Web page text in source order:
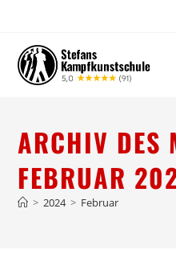
ARCHIV DES
FEBRUAR
> 2024 > Februar